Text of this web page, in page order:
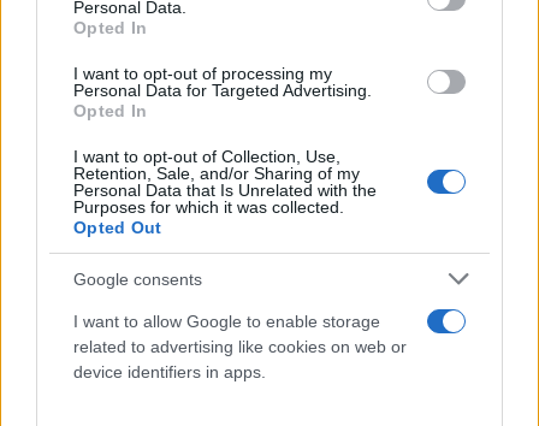
Personal Data.
Opted In
I want to opt-out of processing my
Personal Data for Targeted Advertising.
Opted In
I want to opt-out of Collection, Use,
Retention, Sale, and/or Sharing of my
Personal Data that Is Unrelated with the
Purposes for which it was collected.
Opted Out
Google consents
I want to allow Google to enable storage
related to advertising like cookies on web or
device identifiers in apps.